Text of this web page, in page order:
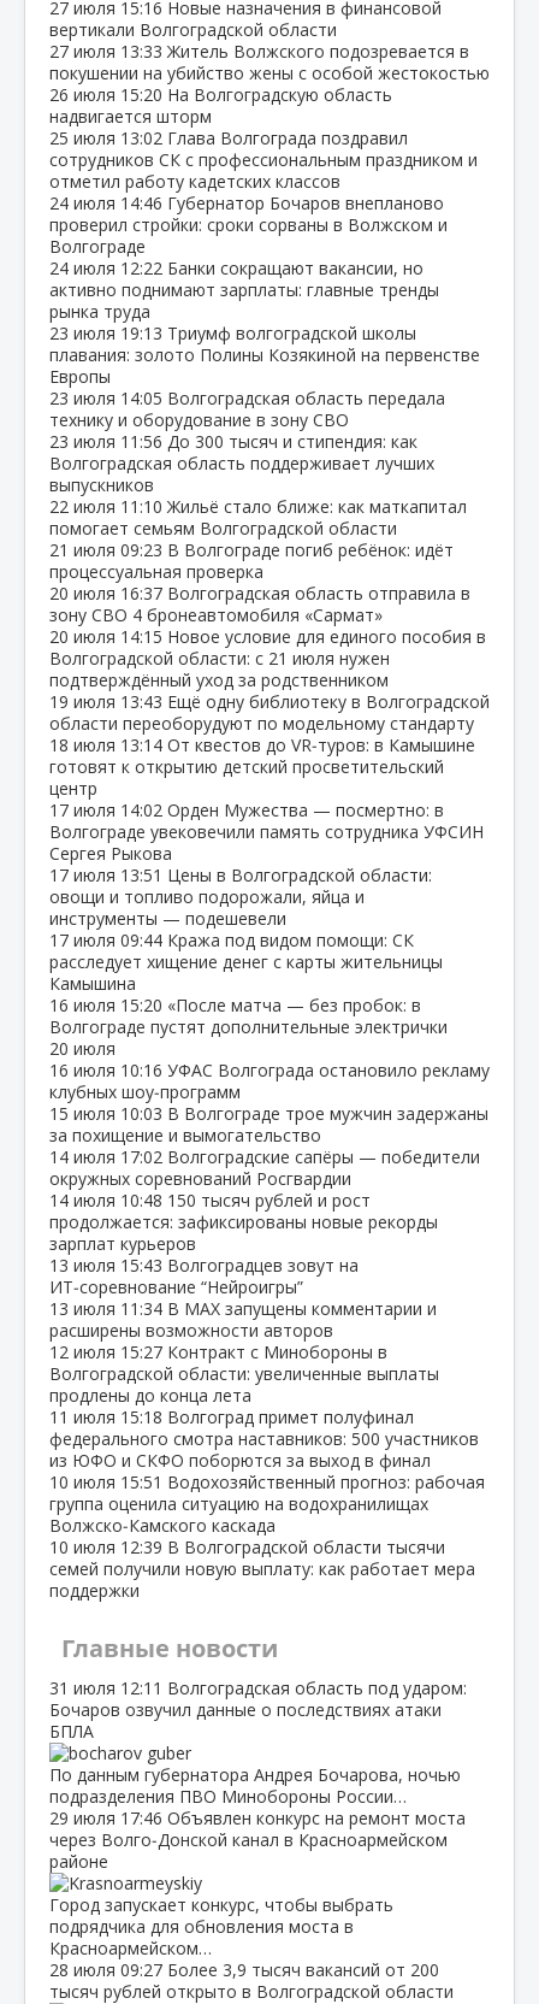
27 июля 15:16 Новые назначения в финансовой
вертикали Волгоградской области
27 июля 13:33 Житель Волжского подозревается в
покушении на убийство жены с особой жестокостью
26 июля 15:20 На Волгоградскую область
надвигается шторм
25 июля 13:02 Глава Волгограда поздравил
сотрудников СК с профессиональным праздником и
отметил работу кадетских классов
24 июля 14:46 Губернатор Бочаров внепланово
проверил стройки: сроки сорваны в Волжском и
Волгограде
24 июля 12:22 Банки сокращают вакансии, но
активно поднимают зарплаты: главные тренды
рынка труда
23 июля 19:13 Триумф волгоградской школы
плавания: золото Полины Козякиной на первенстве
Европы
23 июля 14:05 Волгоградская область передала
технику и оборудование в зону СВО
23 июля 11:56 До 300 тысяч и стипендия: как
Волгоградская область поддерживает лучших
выпускников
22 июля 11:10 Жильё стало ближе: как маткапитал
помогает семьям Волгоградской области
21 июля 09:23 В Волгограде погиб ребёнок: идёт
процессуальная проверка
20 июля 16:37 Волгоградская область отправила в
зону СВО 4 бронеавтомобиля «Сармат»
20 июля 14:15 Новое условие для единого пособия в
Волгоградской области: с 21 июля нужен
подтверждённый уход за родственником
19 июля 13:43 Ещё одну библиотеку в Волгоградской
области переоборудуют по модельному стандарту
18 июля 13:14 От квестов до VR‑туров: в Камышине
готовят к открытию детский просветительский
центр
17 июля 14:02 Орден Мужества — посмертно: в
Волгограде увековечили память сотрудника УФСИН
Сергея Рыкова
17 июля 13:51 Цены в Волгоградской области:
овощи и топливо подорожали, яйца и
инструменты — подешевели
17 июля 09:44 Кража под видом помощи: СК
расследует хищение денег с карты жительницы
Камышина
16 июля 15:20 «После матча — без пробок: в
Волгограде пустят дополнительные электрички
20 июля
16 июля 10:16 УФАС Волгограда остановило рекламу
клубных шоу‑программ
15 июля 10:03 В Волгограде трое мужчин задержаны
за похищение и вымогательство
14 июля 17:02 Волгоградские сапёры — победители
окружных соревнований Росгвардии
14 июля 10:48 150 тысяч рублей и рост
продолжается: зафиксированы новые рекорды
зарплат курьеров
13 июля 15:43 Волгоградцев зовут на
ИТ‑соревнование “Нейроигры”
13 июля 11:34 В МАХ запущены комментарии и
расширены возможности авторов
12 июля 15:27 Контракт с Минобороны в
Волгоградской области: увеличенные выплаты
продлены до конца лета
11 июля 15:18 Волгоград примет полуфинал
федерального смотра наставников: 500 участников
из ЮФО и СКФО поборются за выход в финал
10 июля 15:51 Водохозяйственный прогноз: рабочая
группа оценила ситуацию на водохранилищах
Волжско‑Камского каскада
10 июля 12:39 В Волгоградской области тысячи
семей получили новую выплату: как работает мера
поддержки
Главные новости
31 июля 12:11 Волгоградская область под ударом:
Бочаров озвучил данные о последствиях атаки
БПЛА
По данным губернатора Андрея Бочарова, ночью
подразделения ПВО Минобороны России…
29 июля 17:46 Объявлен конкурс на ремонт моста
через Волго‑Донской канал в Красноармейском
районе
Город запускает конкурс, чтобы выбрать
подрядчика для обновления моста в
Красноармейском…
28 июля 09:27 Более 3,9 тысяч вакансий от 200
тысяч рублей открыто в Волгоградской области